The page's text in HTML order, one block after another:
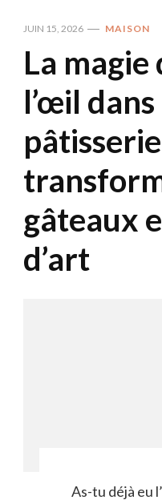
JUIN 15, 2026 MAISON
La
l’œil dans
gâteaux
d’art
As-tu déjà eu